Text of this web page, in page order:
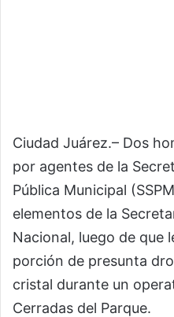
Ciudad Juárez.– Dos
por agentes de la
Pública Municipal
elementos de la
Nacional, luego de que
porción de presunta
cristal durante un
Cerradas del Parque.